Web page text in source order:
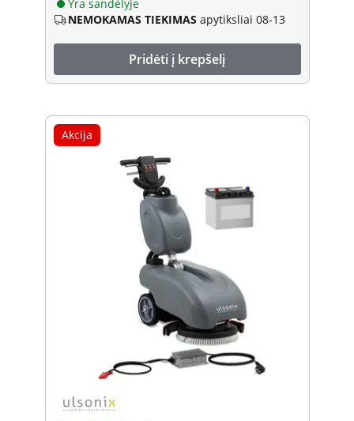
Yra sandėlyje
NEMOKAMAS TIEKIMAS apytiksliai 08-13
Pridėti į krepšelį
Akcija